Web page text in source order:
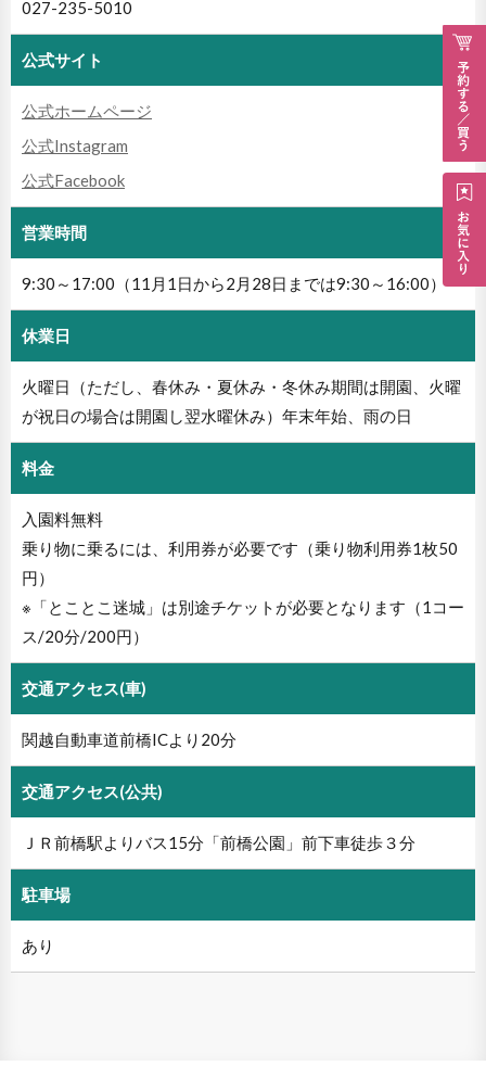
027-235-5010
公式サイト
公式ホームページ
公式Instagram
公式Facebook
営業時間
9:30～17:00（11月1日から2月28日までは9:30～16:00）
休業日
火曜日（ただし、春休み・夏休み・冬休み期間は開園、火曜
が祝日の場合は開園し翌水曜休み）年末年始、雨の日
料金
入園料無料
乗り物に乗るには、利用券が必要です（乗り物利用券1枚50
円）
※「とことこ迷城」は別途チケットが必要となります（1コー
ス/20分/200円）
交通アクセス(車)
関越自動車道前橋ICより20分
交通アクセス(公共)
ＪＲ前橋駅よりバス15分「前橋公園」前下車徒歩３分
駐車場
あり